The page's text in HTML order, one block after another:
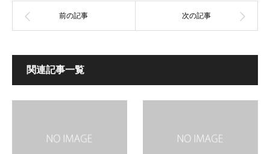
関連記事一覧